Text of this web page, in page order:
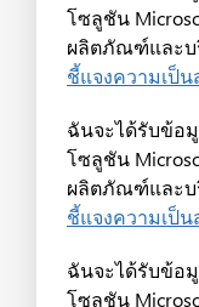
โซลูชัน
ผลิตภัณฑ์และบ
ชี้แจงความเป็
ฉันจะได้รับข้อ
โซลูชัน
ผลิตภัณฑ์และบ
ชี้แจงความเป็
ฉันจะได้รับข้อ
โซลูชัน